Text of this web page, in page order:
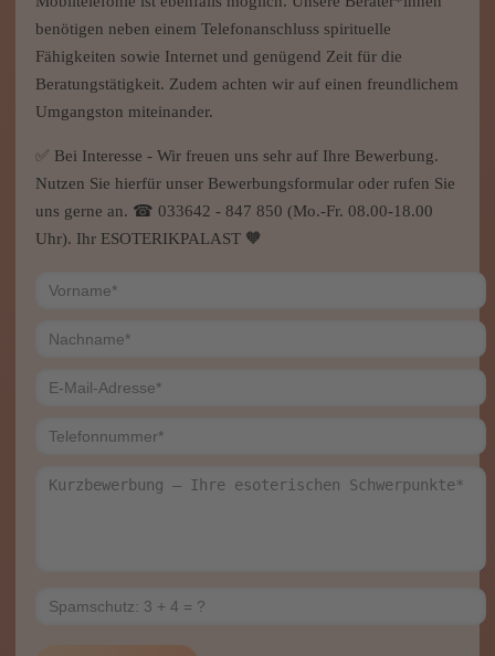
Jetzt bewerben
Specials
Als Berater/in arbeiten - Ihre